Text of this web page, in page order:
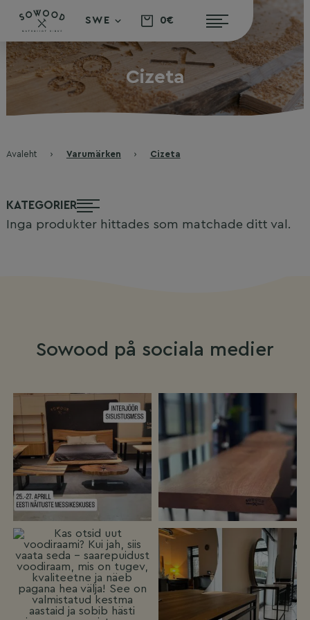
SWE 0€
Cizeta
Avaleht › Varumärken › Cizeta
KATEGORIER
Inga produkter hittades som matchade ditt val.
Sowood på sociala medier